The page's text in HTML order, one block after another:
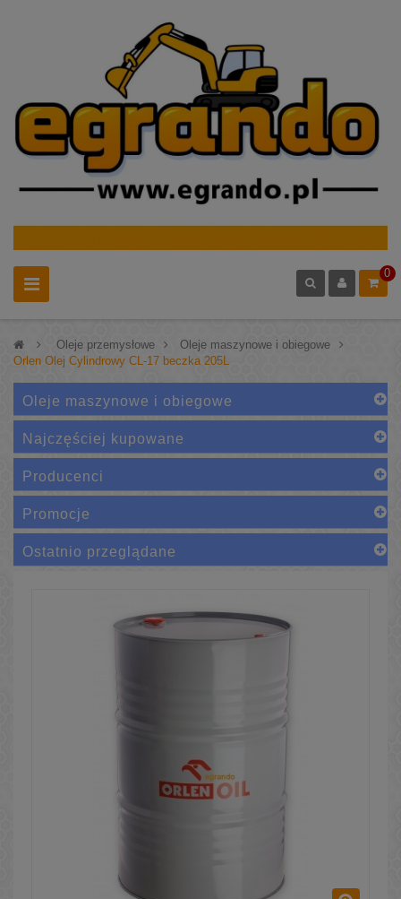
0
> Oleje przemysłowe > Oleje maszynowe i obiegowe
>
Orlen Olej Cylindrowy CL-17 beczka 205L
Oleje maszynowe i obiegowe
Najczęściej kupowane
Producenci
Promocje
Ostatnio przeglądane